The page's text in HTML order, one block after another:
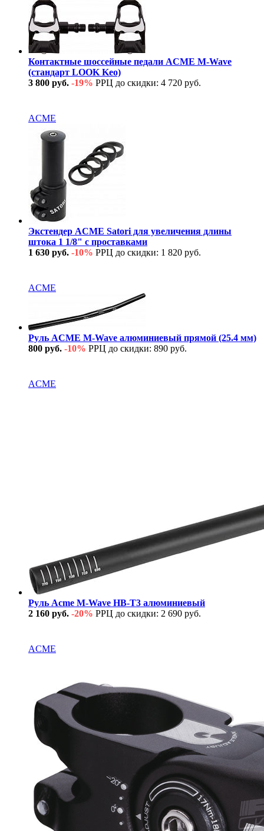
Контактные шоссейные педали ACME M-Wave
(стандарт LOOK Keo)
3 800 руб. -19% РРЦ до скидки: 4 720 руб.
ACME
Экстендер ACME Satori для увеличения длины
штока 1 1/8" с проставками
1 630 руб. -10% РРЦ до скидки: 1 820 руб.
ACME
Руль ACME M-Wave алюминиевый прямой (25.4 мм)
800 руб. -10% РРЦ до скидки: 890 руб.
ACME
Руль Acme M-Wave HB-T3 алюминиевый
2 160 руб. -20% РРЦ до скидки: 2 690 руб.
ACME